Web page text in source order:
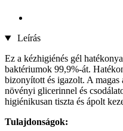
Leírás
Ez a kézhigiénés gél
baktériumok 99,9%-át.
bizonyított és igazolt. A
növényi glicerinnel és
higiénikusan tiszta és ápolt
Tulajdonságok: